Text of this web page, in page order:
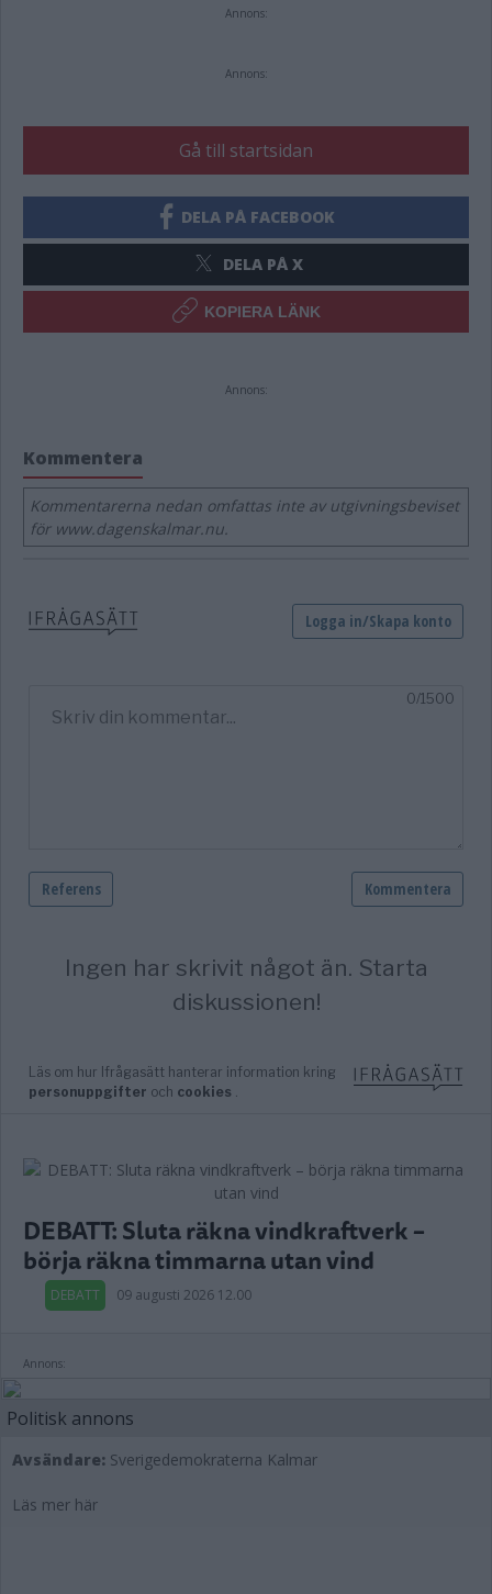
Annons:
Annons:
Gå till startsidan
DELA PÅ FACEBOOK
DELA PÅ X
KOPIERA LÄNK
Annons:
Kommentera
Kommentarerna nedan omfattas inte av utgivningsbeviset
för www.dagenskalmar.nu.
DEBATT: Sluta räkna vindkraftverk –
börja räkna timmarna utan vind
DEBATT 09 augusti 2026 12.00
Annons:
Politisk annons
Avsändare: Sverigedemokraterna Kalmar
Läs mer här